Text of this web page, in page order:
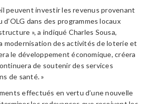
peuvent investir les revenus provenant
dans des programmes locaux
», a indiqué Charles Sousa,
modernisation des activités de loterie et
le développement économique, créera
de soutenir des services
de santé. »
effectués en vertu d’une nouvelle